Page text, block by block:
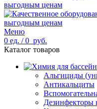
Меню
0 ед. / 0 руб.
Каталог товаров
Альгициды
Антикальциты
Дезинфекторы